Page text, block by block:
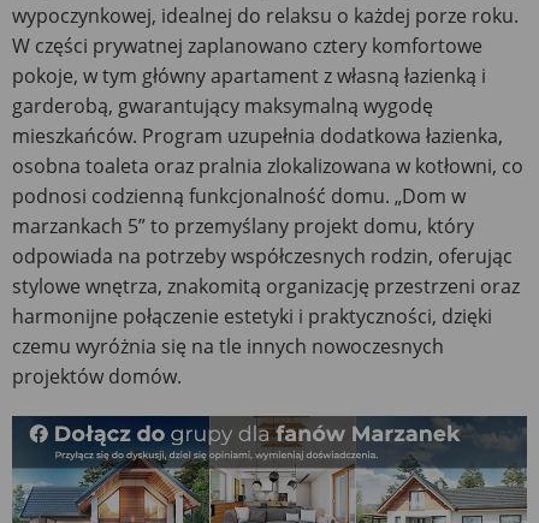
wypoczynkowej, idealnej do relaksu o każdej porze roku.
W części prywatnej zaplanowano cztery komfortowe
pokoje, w tym główny apartament z własną łazienką i
garderobą, gwarantujący maksymalną wygodę
mieszkańców. Program uzupełnia dodatkowa łazienka,
osobna toaleta oraz pralnia zlokalizowana w kotłowni, co
podnosi codzienną funkcjonalność domu. „Dom w
marzankach 5” to przemyślany projekt domu, który
odpowiada na potrzeby współczesnych rodzin, oferując
stylowe wnętrza, znakomitą organizację przestrzeni oraz
harmonijne połączenie estetyki i praktyczności, dzięki
czemu wyróżnia się na tle innych nowoczesnych
projektów domów.